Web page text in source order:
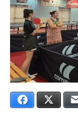
Facebook Twitter